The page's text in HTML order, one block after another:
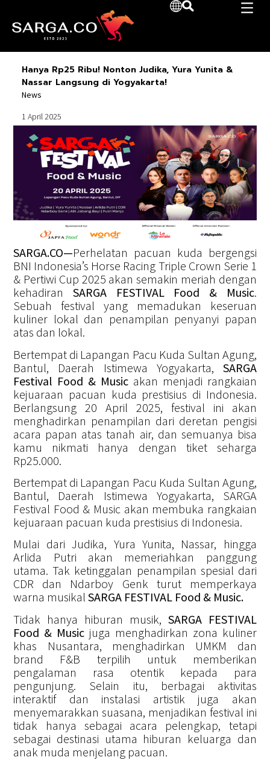
Hanya Rp25 Ribu! Nonton Judika, Yura Yunita &
Nassar Langsung di Yogyakarta!
News
1 April 2025
SARGA.CO—Perhelatan pacuan kuda bergengsi
BNI Indonesia’s Horse Racing Triple Crown Serie 1
& Pertiwi Cup 2025 akan semakin meriah dengan
kehadiranSARGA FESTIVAL Food & Music.
Sebuah festival yang memadukan keseruan
kuliner lokal dan penampilan penyanyi papan
atas dan lokal.
Bertempat di Lapangan Pacu Kuda Sultan Agung,
Bantul, Daerah Istimewa Yogyakarta, SARGA
Festival Food & Music akan menjadi rangkaian
kejuaraan pacuan kuda prestisius di Indonesia.
Berlangsung 20 April 2025, festival ini akan
menghadirkan penampilan dari deretan pengisi
acara papan atas tanah air, dan semuanya bisa
kamu nikmati hanya dengan tiket seharga
Rp25.000.
Bertempat di Lapangan Pacu Kuda Sultan Agung,
Bantul, Daerah Istimewa Yogyakarta, SARGA
Festival Food & Music akan membuka rangkaian
kejuaraan pacuan kuda prestisius di Indonesia.
Mulai dari Judika, Yura Yunita, Nassar, hingga
Arlida Putri akan memeriahkan panggung
utama. Tak ketinggalan penampilan spesial dari
CDR dan Ndarboy Genk turut memperkaya
warna musikalSARGA FESTIVAL Food & Music.
Tidak hanya hiburan musik, SARGA FESTIVAL
Food & Music juga menghadirkan zona kuliner
khas Nusantara, menghadirkan UMKM dan
brand F&B terpilih untuk memberikan
pengalaman rasa otentik kepada para
pengunjung. Selain itu, berbagai aktivitas
interaktif dan instalasi artistik juga akan
menyemarakkan suasana, menjadikan festival ini
tidak hanya sebagai acara pelengkap, tetapi
sebagai destinasi utama hiburan keluarga dan
anak muda menjelang pacuan.